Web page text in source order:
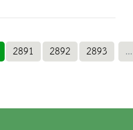
2891 2892 2893 ...